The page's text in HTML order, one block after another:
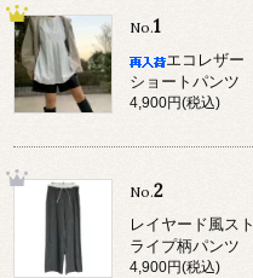
No.1
エコレザー
ショートパンツ
4,900円(税込)
No.2
レイヤード風スト
ライプ柄パンツ
4,900円(税込)